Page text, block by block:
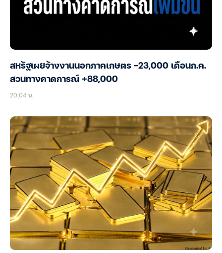
สหรัฐเผยจ้างงานนอกภาคเกษตร -23,000 เดือนก.ค.
สวนทางคาดการณ์ +88,000
20:04 น.